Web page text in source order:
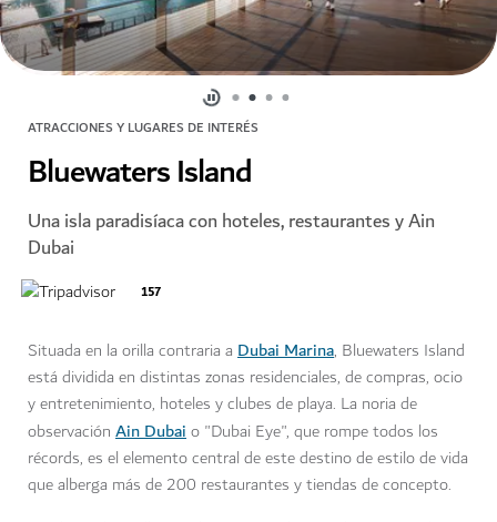
ATRACCIONES Y LUGARES DE INTERÉS
Bluewaters Island
Una isla paradisíaca con hoteles, restaurantes y Ain
Dubai
157
Situada en la orilla contraria a Dubai Marina, Bluewaters Island
está dividida en distintas zonas residenciales, de compras, ocio
y entretenimiento, hoteles y clubes de playa. La noria de
observación Ain Dubaio "Dubai Eye", que rompe todos los
récords, es el elemento central de este destino de estilo de vida
que alberga más de 200 restaurantes y tiendas de concepto.